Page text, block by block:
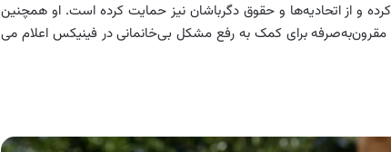
و از اتحادیه‌ها و حقوق دگرباشان نیز حمایت کرده است. او همچنین
برای کمک به رفع مشکل بی‌خانمانی در فینیکس اعلام می